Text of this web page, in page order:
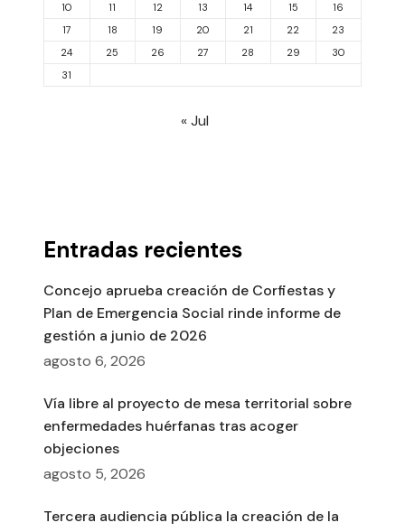
10
11 12 13 14 15
16
17
18 19 20 21 22
23
24
25 26 27 28 29
30
31
« Jul
Entradas recientes
Concejo aprueba creación de Corfiestas y
Plan de Emergencia Social rinde informe de
gestión a junio de 2026
agosto 6, 2026
Vía libre al proyecto de mesa territorial sobre
enfermedades huérfanas tras acoger
objeciones
agosto 5, 2026
Tercera audiencia pública la creación de la